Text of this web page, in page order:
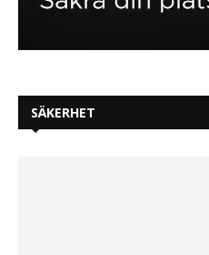
SÄKERHET